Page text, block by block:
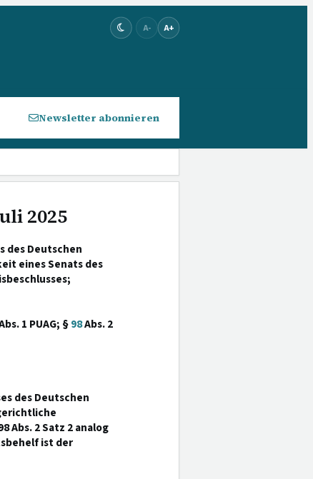
A- A+
Newsletter abonnieren
2025
des Deutschen
eines Senats des
1 PUAG; §98Abs. 2
des Deutschen
Abs. 2 Satz 2 analog
ist der